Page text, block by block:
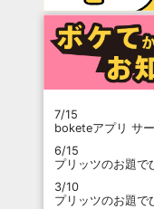
7/15
boketeアプリ サ
6/15
プリッツのお題で
3/10
プリッツのお題で